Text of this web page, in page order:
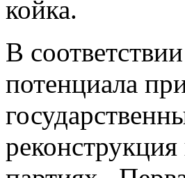
койка.
В
потенциала